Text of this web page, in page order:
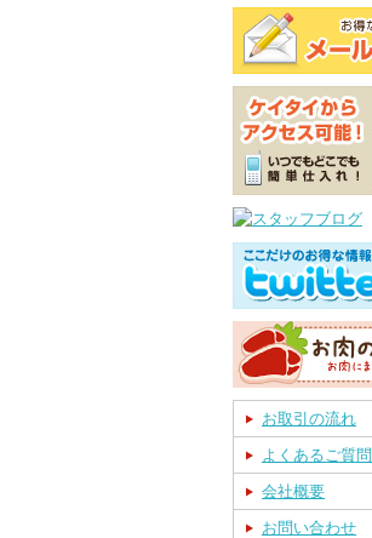
お取引の流れ
よくあるご質問
会社概要
お問い合わせ